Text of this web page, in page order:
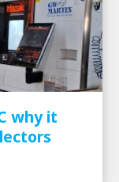
why it